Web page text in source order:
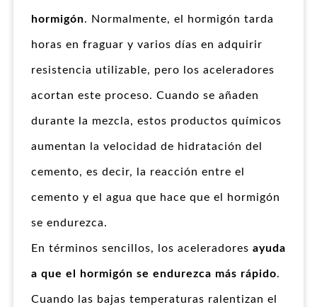
hormigón. Normalmente, el hormigón tarda
horas en fraguar y varios días en adquirir
resistencia utilizable, pero los aceleradores
acortan este proceso. Cuando se añaden
durante la mezcla, estos productos químicos
aumentan la velocidad de hidratación del
cemento, es decir, la reacción entre el
cemento y el agua que hace que el hormigón
se endurezca.
En términos sencillos, los aceleradores ayuda
a que el hormigón se endurezca más rápido.
Cuando las bajas temperaturas ralentizan el